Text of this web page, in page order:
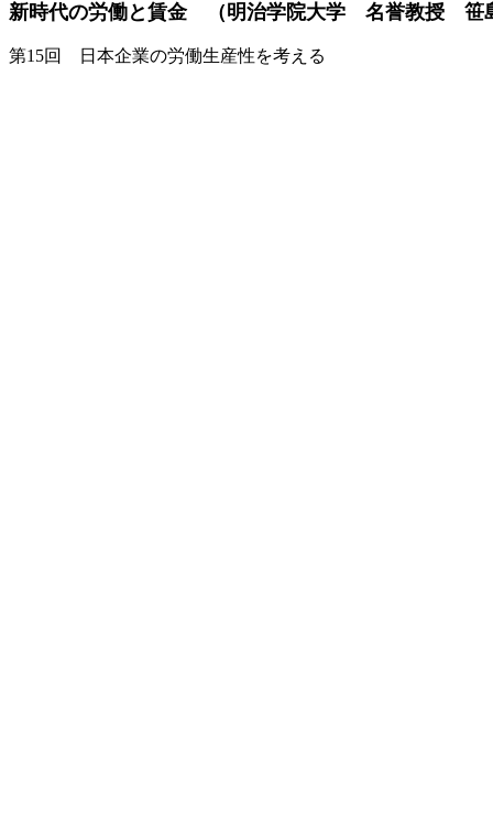
新時代の労働と賃金 （明治学院大学 名誉教授 笹
第15回 日本企業の労働生産性を考える